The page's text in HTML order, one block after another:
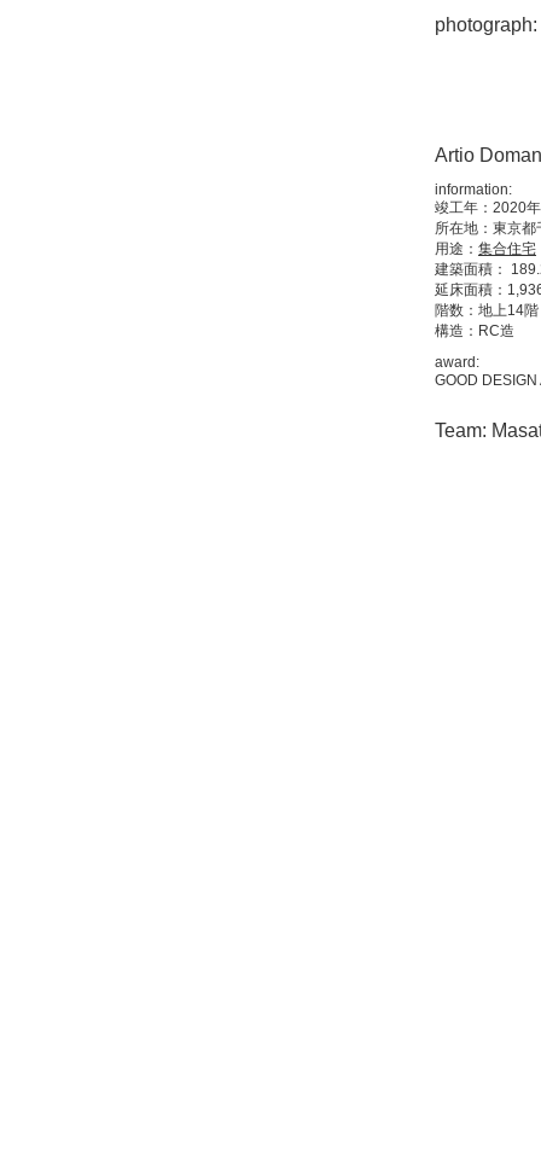
Artio
information:
竣工年：2020
所在地：東京都
用途： 集合住宅
建築面積：
延床面積：
階数：地上14階
構造：RC造
award:
GOOD
Team: